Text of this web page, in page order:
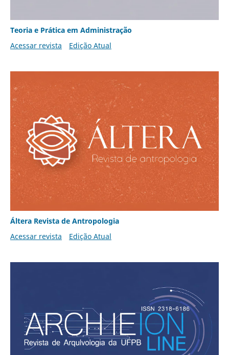
Teoria e Prática em Administração
Acessar revista
Edição Atual
Áltera Revista de Antropologia
Acessar revista
Edição Atual